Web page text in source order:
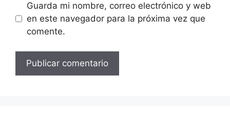
Guarda mi nombre, correo electrónico y web
en este navegador para la próxima vez que
comente.